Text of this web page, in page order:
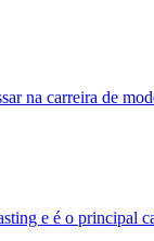
na carreira de
e é o principal